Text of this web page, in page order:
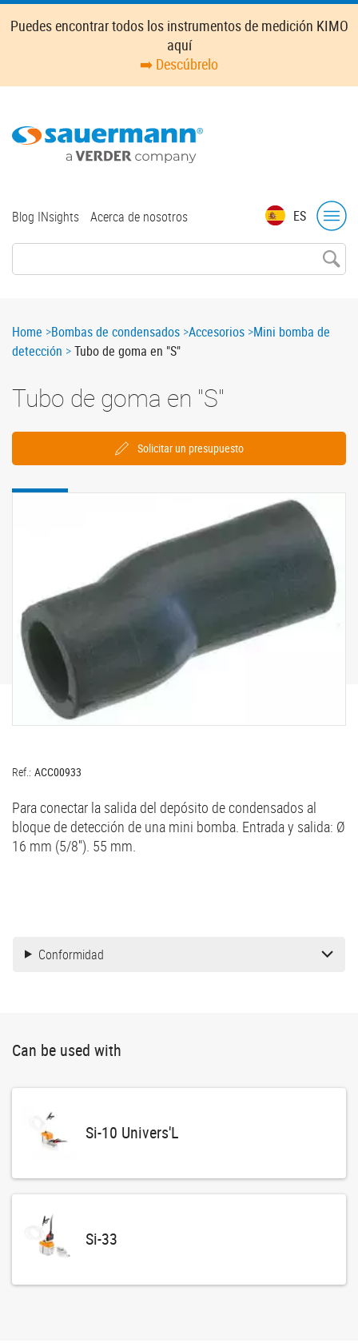
Skip
Puedes encontrar todos los instrumentos de medición KIMO
aquí
➡️ Descúbrelo
ES
Top
Blog INsights Acerca de nosotros
Breadcrumb
Home Bombas de condensados Accesorios Mini bomba de
detección
Tubo de goma en "S"
Tubo de goma en "S"
Solicitar un presupuesto
Ref.: ACC00933
Para conectar la salida del depósito de condensados al
bloque de detección de una mini bomba. Entrada y salida: Ø
16 mm (5/8''). 55 mm.
Conformidad
Can be used with
Si-10 Univers'L
Si-33